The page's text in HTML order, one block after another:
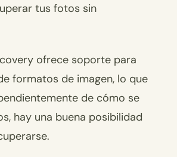
tus fotos sin
ofrece soporte para
formatos de imagen, lo que
de cómo se
hay una buena posibilidad